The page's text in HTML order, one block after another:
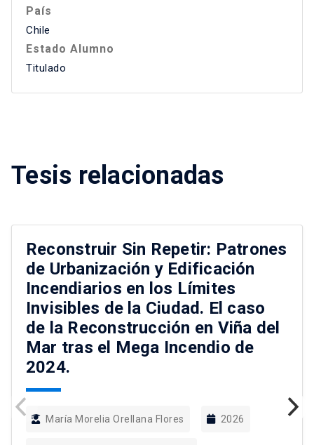
País
Chile
Estado Alumno
Titulado
Tesis relacionadas
Reconstruir Sin Repetir: Patrones
de Urbanización y Edificación
Incendiarios en los Límites
Invisibles de la Ciudad. El caso
de la Reconstrucción en Viña del
Mar tras el Mega Incendio de
2024.
María Morelia Orellana Flores 2026